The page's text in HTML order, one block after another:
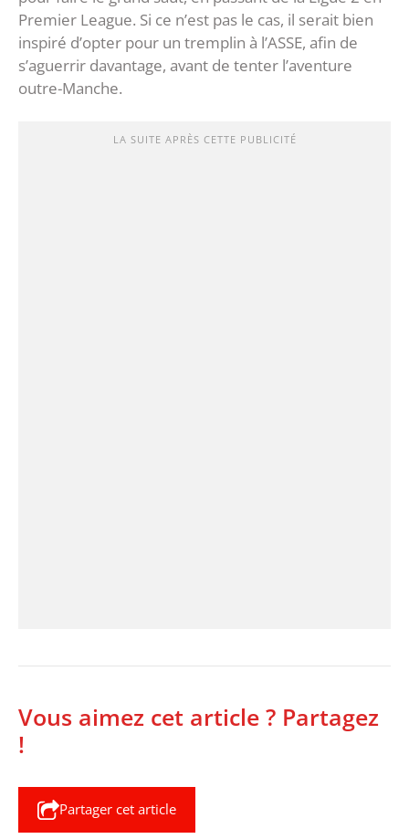
Premier League. Si ce n’est pas le cas, il serait bien
inspiré d’opter pour un tremplin à l’ASSE, afin de
s’aguerrir davantage, avant de tenter l’aventure
outre-Manche.
LA SUITE APRÈS CETTE PUBLICITÉ
Vous aimez cet article ? Partagez
!
Partager cet article